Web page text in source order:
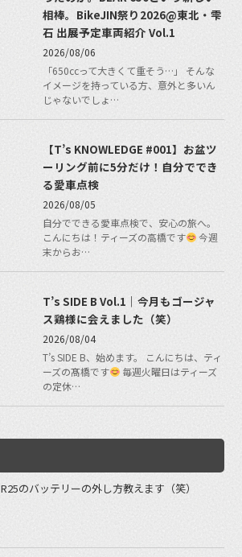
相棒。BikeJIN祭り2026@東北・雫
石 出展予定車両紹介 Vol.1
2026/08/06
「650ccって大きくて重そう…」 そんな
イメージを持っている方、意外と多いん
じゃないでしょ…
【T’s KNOWLEDGE #001】お盆ツ
ーリング前に5分だけ！自分ででき
る愛車点検
2026/08/05
自分でできる愛車点検で、安心の旅へ。
こんにちは！ティーズの高橋です
今週
末からお…
T’s SIDE B Vol.1｜今月もゴージャ
ス鶏様に会えました（笑）
2026/08/04
T’s SIDE B、始めます。 こんにちは、ティ
ーズの髙橋です
毎週火曜日はティーズ
の定休…
R25のバッテリーの外し方教えます（笑）